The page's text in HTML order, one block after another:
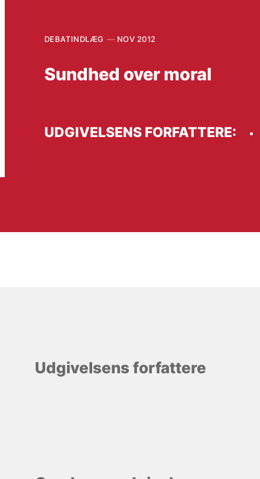
DEBATINDLÆG NOV 2012
Sundhed over moral
UDGIVELSENS FORFATTERE:
Udgivelsens forfattere